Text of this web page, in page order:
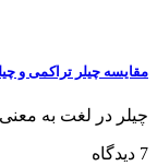
مقایسه چیلر تراکمی و
چیلر در لغت به
7 دیدگاه